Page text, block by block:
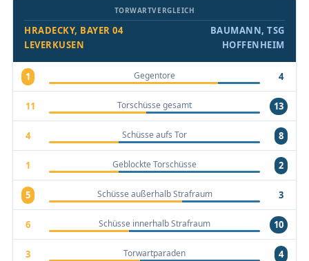
HRADECKY, BAYER 04
LEVERKUSEN
TORWARTVERGLEICH
BAUMANN, TSG
HOFFENHEIM
1 Gegentore 4
11 Torschüsse gesamt 13
4 Schüsse aufs Tor 8
1 Geblockte Torschüsse 2
5 Schüsse außerhalb Strafraum 3
6 Schüsse innerhalb Strafraum 10
3 Torwartparaden 4